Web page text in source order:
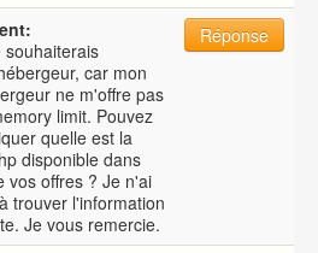
souhaiterais
car mon
ne m'offre pas
limit. Pouvez
quelle est la
disponible dans
vos offres ? Je n'ai
trouver l'information
Je vous remercie.
Réponse